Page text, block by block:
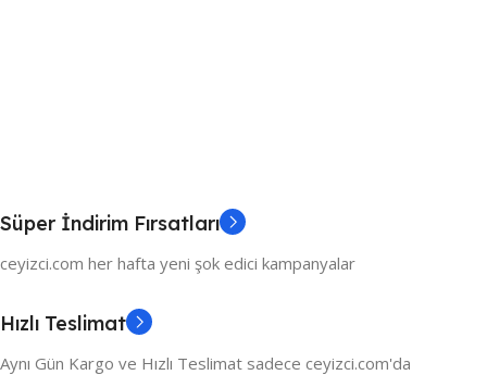
Süper İndirim Fırsatları
ceyizci.com her hafta yeni şok edici kampanyalar
Hızlı Teslimat
Aynı Gün Kargo ve Hızlı Teslimat sadece ceyizci.com'da